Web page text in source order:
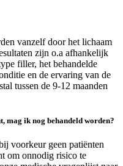
vanzelf door het lichaam
zijn o.a afhankelijk
filler, het behandelde
en de ervaring van de
tussen de 9-12 maanden
mag ik nog behandeld worden?
voorkeur geen patiënten
om onnodig risico te